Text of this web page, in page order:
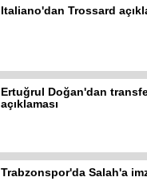
Italiano'dan Trossard
Ertuğrul Doğan'dan
açıklaması
Trabzonspor'da Salah'a